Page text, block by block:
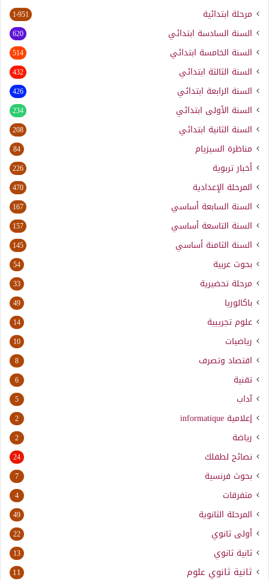
مرحلة ابتدائية 1٬951
السنة السادسة ابتدائي 620
السنة الخامسة ابتدائي 514
السنة الثالثة ابتدائي 432
السنة الرابعة ابتدائي 426
السنة الأولى ابتدائي 234
السنة الثانية ابتدائي 208
مناظرة السيزيام 84
أخبار تربوية 226
المرحلة الإعدادية 470
السنة السابعة أساسي 167
السنة التاسعة أساسي 157
السنة الثامنة أساسي 145
بحوث عربية 54
مرحلة تحضيرية 33
باكالوريا 49
علوم تجريبية 14
رياضيات 10
اقتصاد وتصرف 8
تقنية 6
آداب 5
إعلامية informatique
2
رياضة 2
نصائح لطفلك 24
بحوث فرنسية 7
متفرقات 4
المرحلة الثانوية 49
أولى ثانوي 22
ثانية ثانوي 13
ثانية ثانوي علوم 11